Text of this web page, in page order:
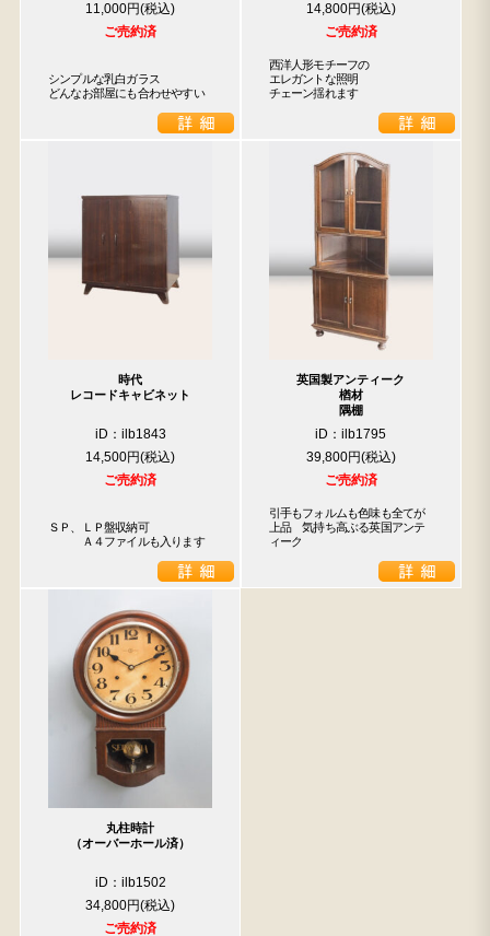
11,000円
ご売約済
シンプルな乳白ガラス
どんなお部屋にも合わせやすい
14,800円
ご売約済
西洋人形モチーフの
エレガントな照明
チェーン揺れます
時代
レコードキャビネット
iD：ilb1843
14,500円
ご売約済
ＳＰ、ＬＰ盤収納可
Ａ４ファイルも入ります
英国製アンティーク
楢材
隅棚
iD：ilb1795
39,800円
ご売約済
引手もフォルムも色味も全てが
上品　気持ち高ぶる英国アンテ
ィーク
丸柱時計
（オーバーホール済）
iD：ilb1502
34,800円
ご売約済